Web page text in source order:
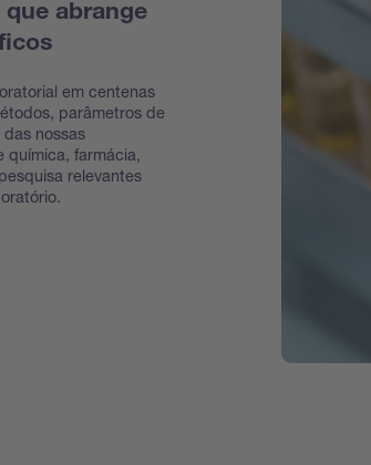
abrange
em centenas
parâmetros de
nossas
química, farmácia,
relevantes